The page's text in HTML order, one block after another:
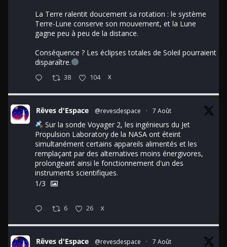
La Terre ralentit doucement sa rotation : le système
Terre-Lune conserve son mouvement, et la Lune
gagne peu à peu de la distance.
Conséquence ? Les éclipses totales de Soleil pourraient
disparaître.
38 104 X
Rêves d'Espace @revesdespace · 7 Août
Sur la sonde Voyager 2, les ingénieurs du Jet
Propulsion Laboratory de la NASA ont éteint
simultanément certains appareils alimentés et les
remplaçant par des alternatives moins énergivores,
prolongeant ainsi le fonctionnement d'un des
instruments scientifiques.
1/3
6 26 X
Rêves d'Espace @revesdespace · 7 Août